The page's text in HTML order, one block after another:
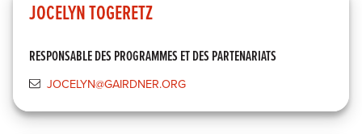
JOCELYN TOGERETZ
RESPONSABLE DES PROGRAMMES ET DES PARTENARIATS
JOCELYN@GAIRDNER.ORG